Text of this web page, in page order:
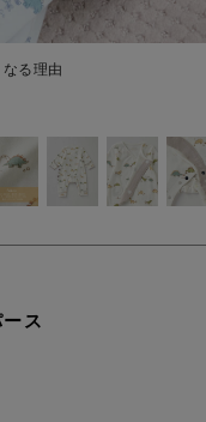
お部屋映えアイテム
る理由
ス